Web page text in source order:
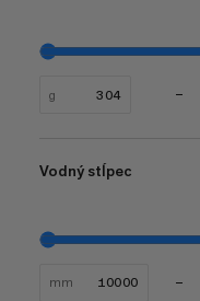
g
Vodný stĺpec
mm